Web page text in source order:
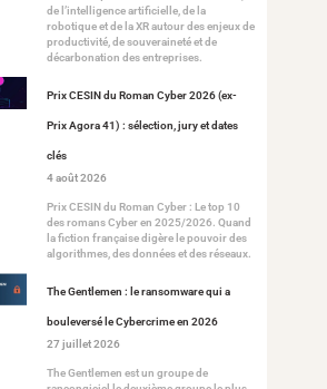
de l’intelligence artificielle, de la
robotique et de la XR autour des enjeux de
productivité, de souveraineté et de
décarbonation des entreprises.
Prix CESIN du Roman Cyber 2026 (ex-
Prix Agora 41) : sélection, jury et dates
clés
4 août 2026
Prix CESIN du Roman Cyber : Le top 10
des romans Cyber en 2025/2026. Quand
la fiction française digère le pouvoir des
algorithmes, des données et des réseaux.
The Gentlemen : le ransomware qui a
bouleversé le Cybercrime en 2026
27 juillet 2026
The Gentlemen est un groupe de